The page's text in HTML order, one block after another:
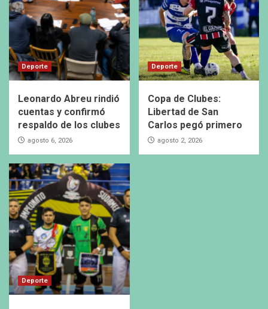
Deporte
Leonardo Abreu rindió
cuentas y confirmó
respaldo de los clubes
agosto 6, 2026
Deporte
Copa de Clubes:
Libertad de San
Carlos pegó primero
agosto 2, 2026
Deporte